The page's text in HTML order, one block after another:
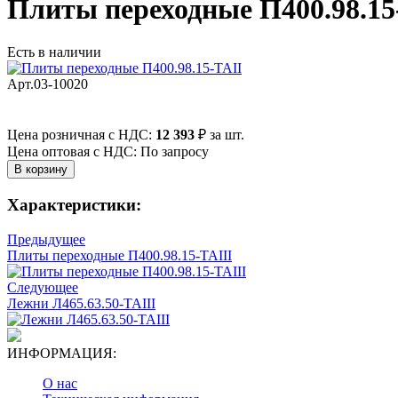
Плиты переходные
Есть в наличии
Арт.03-10020
Цена розничная с НДС: 12 393 ₽ за шт.
Цена оптовая с НДС: По запросу
Характеристики:
Предыдущее
Плиты переходные П400.98.15-ТАIII
Следующее
Лежни Л465.63.50-ТАIII
ИНФОРМАЦИЯ:
О нас